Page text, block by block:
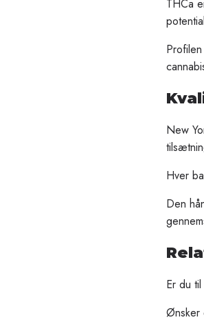
THCa
New
Hver
Den
Er du
Ønsker